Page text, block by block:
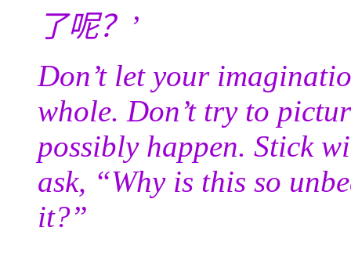
了呢？’
Don’t let your
whole. Don’t try to
possibly happen. Stick
ask, “Why is this so
it?”